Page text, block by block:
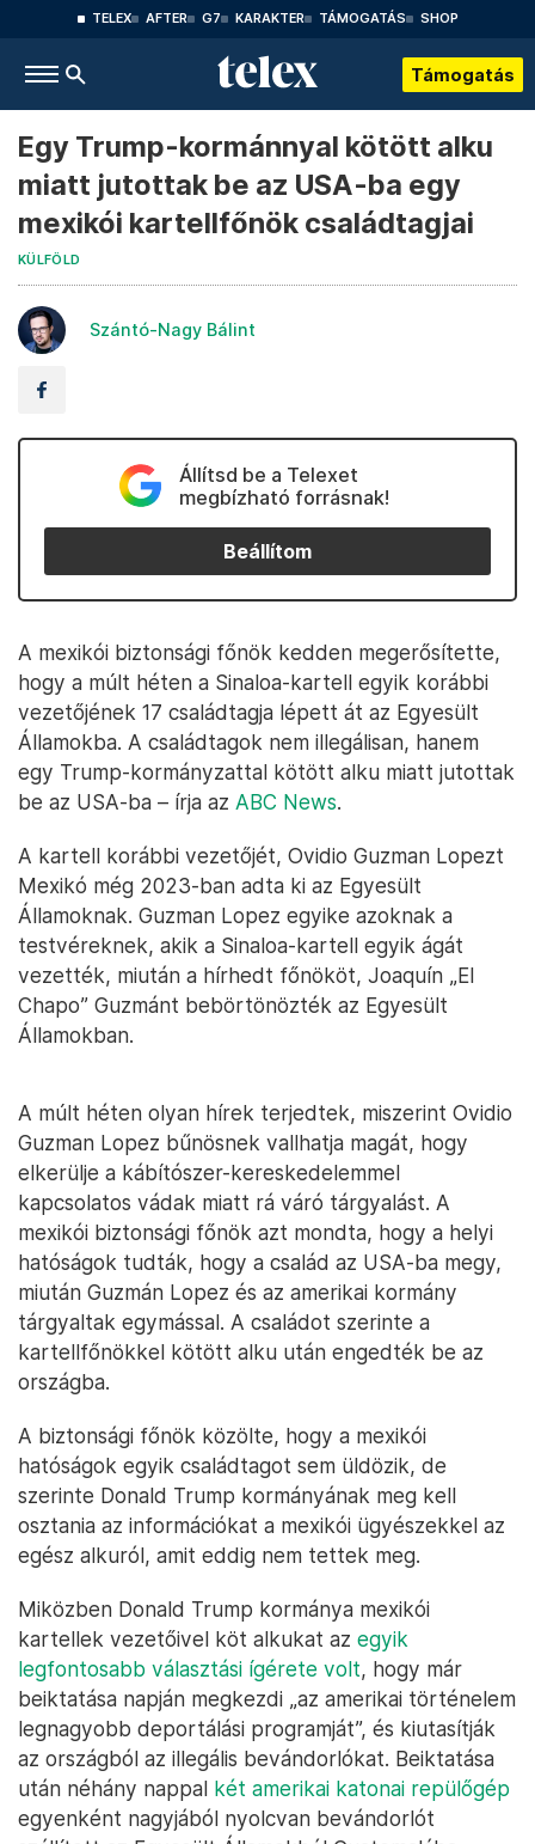
TELEX AFTER G7 KARAKTER TÁMOGATÁS SHOP
Támogatás
Egy Trump-kormánnyal kötött alku
miatt jutottak be az USA-ba egy
mexikói kartellfőnök családtagjai
KÜLFÖLD
Szántó-Nagy Bálint
Állítsd be a Telexet
megbízható forrásnak!
Beállítom
A mexikói biztonsági főnök kedden megerősítette,
hogy a múlt héten a Sinaloa-kartell egyik korábbi
vezetőjének 17 családtagja lépett át az Egyesült
Államokba. A családtagok nem illegálisan, hanem
egy Trump-kormányzattal kötött alku miatt jutottak
be az USA-ba – írja az ABC News.
A kartell korábbi vezetőjét, Ovidio Guzman Lopezt
Mexikó még 2023-ban adta ki az Egyesült
Államoknak. Guzman Lopez egyike azoknak a
testvéreknek, akik a Sinaloa-kartell egyik ágát
vezették, miután a hírhedt főnököt, Joaquín „El
Chapo” Guzmánt bebörtönözték az Egyesült
Államokban.
A múlt héten olyan hírek terjedtek, miszerint Ovidio
Guzman Lopez bűnösnek vallhatja magát, hogy
elkerülje a kábítószer-kereskedelemmel
kapcsolatos vádak miatt rá váró tárgyalást. A
mexikói biztonsági főnök azt mondta, hogy a helyi
hatóságok tudták, hogy a család az USA-ba megy,
miután Guzmán Lopez és az amerikai kormány
tárgyaltak egymással. A családot szerinte a
kartellfőnökkel kötött alku után engedték be az
országba.
A biztonsági főnök közölte, hogy a mexikói
hatóságok egyik családtagot sem üldözik, de
szerinte Donald Trump kormányának meg kell
osztania az információkat a mexikói ügyészekkel az
egész alkuról, amit eddig nem tettek meg.
Miközben Donald Trump kormánya mexikói
kartellek vezetőivel köt alkukat az egyik
legfontosabb választási ígérete volt, hogy már
beiktatása napján megkezdi „az amerikai történelem
legnagyobb deportálási programját”, és kiutasítják
az országból az illegális bevándorlókat. Beiktatása
után néhány nappal két amerikai katonai repülőgép
egyenként nagyjából nyolcvan bevándorlót